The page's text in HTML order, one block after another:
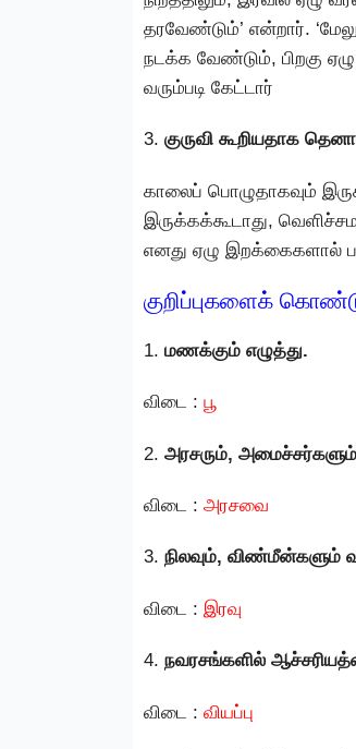
தரவேண்டும்’ என்றார்.
நடக்க வேண்டும், பிறகு
வரும்படி கேட்டார்
3. குருவி கூறியதாக
காலைப் பொழுதாகவும்
இருக்கக்கூடாது,
எனது ஏழு இறக்கைகளால்
குறிப்புகளைக்
1. மணக்கும் எழுத்து.
விடை : பூ
2. அரசரும்,
விடை : அரசவை
3. நிலவும், விண்மீன்களும்
விடை : இரவு
4. நவரசங்களில்
விடை : வியப்பு